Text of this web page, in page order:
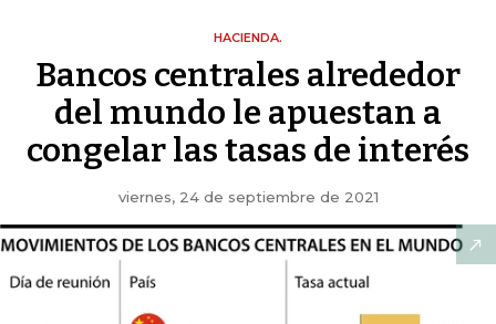
HACIENDA.
Bancos centrales alrededor
del mundo le apuestan a
congelar las tasas de interés
viernes, 24 de septiembre de 2021